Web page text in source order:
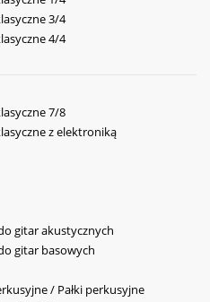
3/4
4/4
7/8
z elektroniką
gitar akustycznych
gitar basowych
/ Pałki perkusyjne